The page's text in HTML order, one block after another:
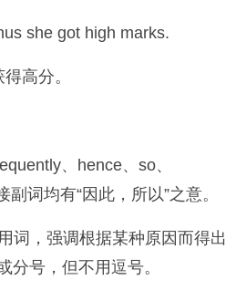
she got high marks.
高分。
、hence、so、
词均有“因此，所以”之意。
词，强调根据某种原因而得出
分号，但不用逗号。